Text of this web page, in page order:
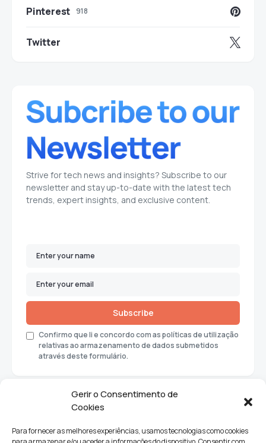
Gerir o Consentimento de
Cookies
Para fornecer as melhores experiências, usamos tecnologias como cookies
Pinterest 918
Twitter
Strive for tech news and insights? Subscribe to our
newsletter and stay up-to-date with the latest tech
trends, expert insights, and exclusive content.
Subscribe
Confirmo que li e concordo com as políticas de utilização
relativas ao armazenamento de dados submetidos
através deste formulário.